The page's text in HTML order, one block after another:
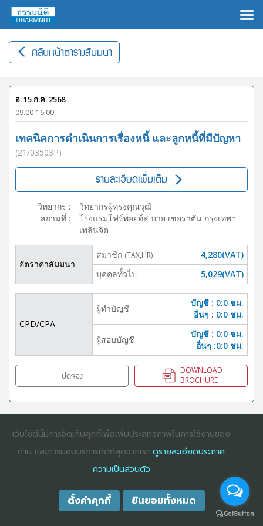
กลับหน้าตารางสัมมนา
อ. 15 ก.ค. 2568
09.00-16.00
เทคนิคการดำเนินการเรื่องหนี้ และลูกหนี้ที่มีปัญหา
(21/03503P)
รายละเอียดเพิ่มเติม
วิทยากร :
วิทยากรผู้ทรงคุณวุฒิ
สถานที่ :
โรงแรมโฟร์พอยท์ส บาย เชอราตัน กรุงเทพฯ
เพลินจิต
อัตราค่าสัมมนา
สมาชิก (TAX,HR)
4,280(VAT)
บุคคลทั้่วไป
5,029(VAT)
CPD/CPA
ผู้ทำบัญชี
บัญชี : 0:0 ชม.
อื่นๆ : 0:0 ชม.
ผู้สอบบัญชี
บัญชี : 0:0 ชม.
อื่นๆ :0:0 ชม.
ปิดจอง
DOWNLOAD
BROCHURE
COPYRIGHT ©2025DHARMNITI SEMINAR AND TRAINING CO., LTD
RIGHTS RESERVED. E-COMMERCIAL REGISTRATION 0105529026680
เว็บไซต์นี้มีการจัดเก็บคุกกี้เพื่อเพิ่มประสิทธิภาพในการใช้งานของ
ท่าน และการมอบบริการที่ดีที่สุดจากเรา ดูรายละเอียดประกาศ
ความเป็นส่วนตัว
ตั้งค่าคุกกี้ ยินยอมทั้งหมด
×